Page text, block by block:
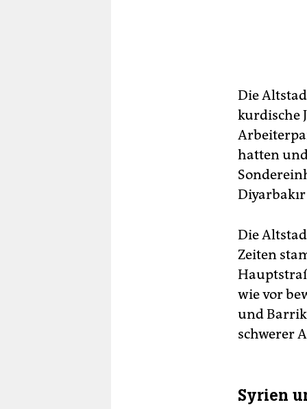
Die
kurdische
hatten
Die
Zeiten
wie vor
und
schwerer
Syrien